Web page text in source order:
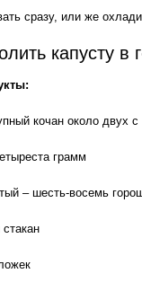
сразу, или же
капусту в
кочан около двух
грамм
– шесть-восемь